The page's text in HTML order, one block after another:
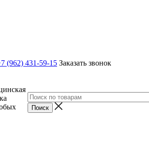
(962) 431-59-15 Заказать звонок